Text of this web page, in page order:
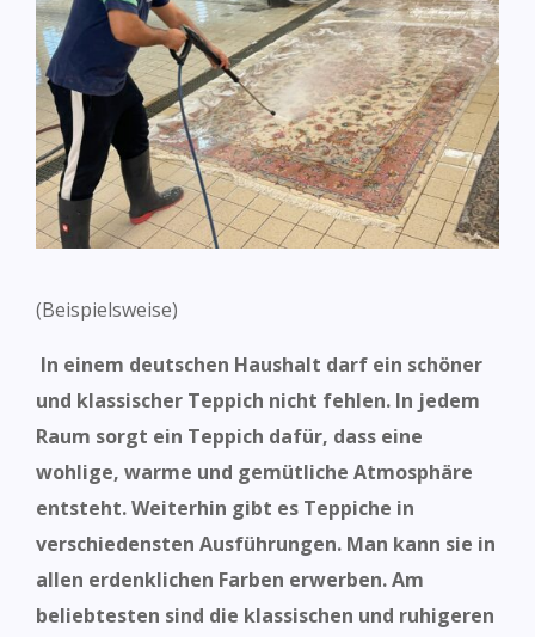
(Beispielsweise)
In einem deutschen Haushalt darf ein schöner
und klassischer Teppich nicht fehlen. In jedem
Raum sorgt ein Teppich dafür, dass eine
wohlige, warme und gemütliche Atmosphäre
entsteht. Weiterhin gibt es Teppiche in
verschiedensten Ausführungen. Man kann sie in
allen erdenklichen Farben erwerben. Am
beliebtesten sind die klassischen und ruhigeren